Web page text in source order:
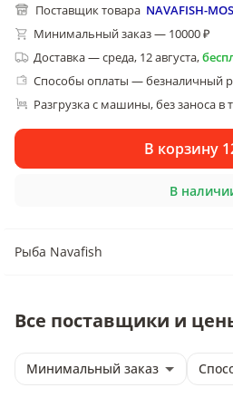
Поставщик товара NAVAFISH-
Минимальный заказ — 10000 ₽
Доставка—среда, 12 августа,
Способы оплаты — безналичный
Разгрузка с машины, без заноса в
В корзину
В
Рыба Navafish
Все поставщики и
Минимальный заказ